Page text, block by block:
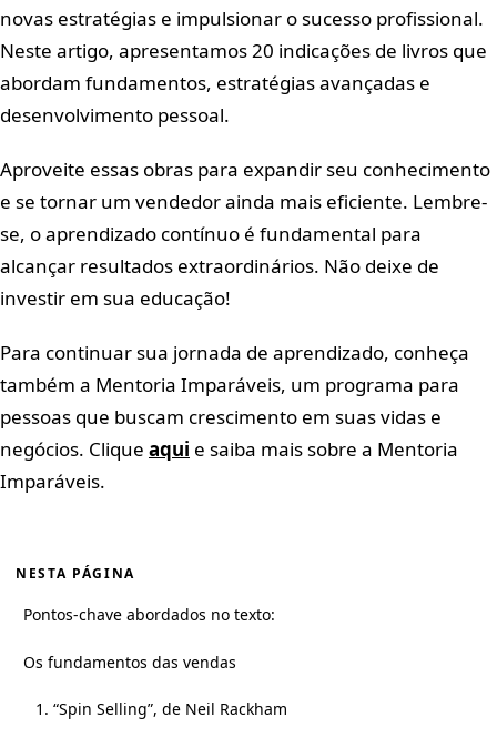
novas estratégias e impulsionar o sucesso profissional.
Neste artigo, apresentamos 20 indicações de livros que
abordam fundamentos, estratégias avançadas e
desenvolvimento pessoal.
Aproveite essas obras para expandir seu conhecimento
e se tornar um vendedor ainda mais eficiente. Lembre-
se, o aprendizado contínuo é fundamental para
alcançar resultados extraordinários. Não deixe de
investir em sua educação!
Para continuar sua jornada de aprendizado, conheça
também a Mentoria Imparáveis, um programa para
pessoas que buscam crescimento em suas vidas e
negócios. Clique aqui e saiba mais sobre a Mentoria
Imparáveis.
NESTA PÁGINA
Pontos-chave abordados no texto:
Os fundamentos das vendas
1. “Spin Selling”, de Neil Rackham